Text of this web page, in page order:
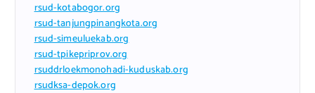
rsud-kotabogor.org
rsud-tanjungpinangkota.org
rsud-simeuluekab.org
rsud-tpikepriprov.org
rsuddrloekmonohadi-kuduskab.org
rsudksa-depok.org